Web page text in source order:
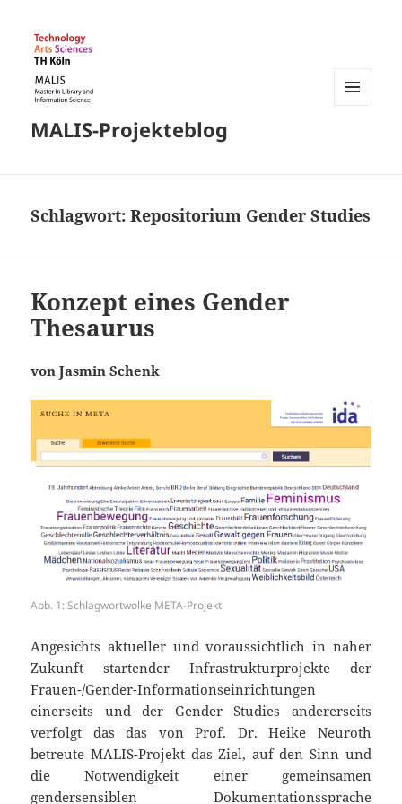
MALIS-Projekteblog
Schlagwort:Repositorium Gender Studies
Konzept eines Gender
Thesaurus
von Jasmin Schenk
Abb. 1: Schlagwortwolke META-Projekt
Angesichts aktueller und voraussichtlich in naher
Zukunft startender Infrastrukturprojekte der
Frauen-/Gender-Informationseinrichtungen
einerseits und der Gender Studies andererseits
verfolgt das das von Prof. Dr. Heike Neuroth
betreute MALIS-Projekt das Ziel, auf den Sinn und
die Notwendigkeit einer gemeinsamen
gendersensiblen Dokumentationssprache